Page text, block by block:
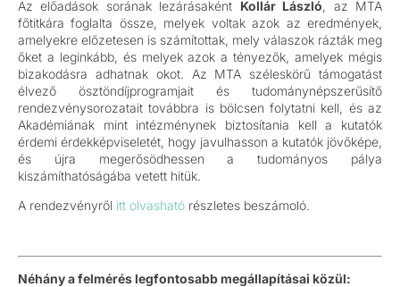
Az előadások sorának lezárásaként Kollár László , az MTA
főtitkára foglalta össze, melyek voltak azok az eredmények,
amelyekre előzetesen is számítottak, mely válaszok rázták meg
őket a leginkább, és melyek azok a tényezők, amelyek mégis
bizakodásra adhatnak okot. Az MTA széleskörű támogatást
élvező ösztöndíjprogramjait és tudománynépszerűsítő
rendezvénysorozatait továbbra is bölcsen folytatni kell, és az
Akadémiának mint intézménynek biztosítania kell a kutatók
érdemi érdekképviseletét, hogy javulhasson a kutatók jövőképe,
és újra megerősödhessen a tudományos pálya
kiszámíthatóságába vetett hitük.
A rendezvényről itt olvasható részletes beszámoló.
Néhány a felmérés legfontosabb megállapításai közül: